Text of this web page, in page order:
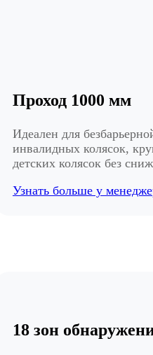
Проход 1000 мм
Идеален для
инвалидных колясок,
детских колясок без
Узнать больше у
18 зон